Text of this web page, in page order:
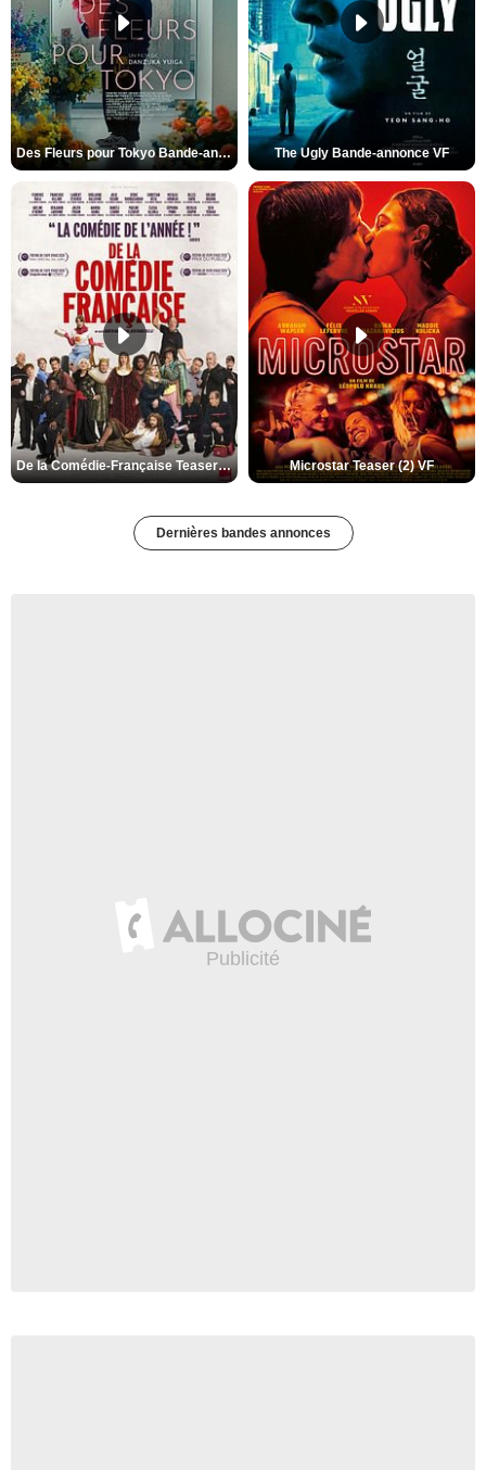
Des Fleurs pour Tokyo Bande-annonce VO STFR The Ugly Bande-annonce VF
De la Comédie-Française Teaser (3) VF Microstar Teaser (2) VF
Dernières bandes annonces